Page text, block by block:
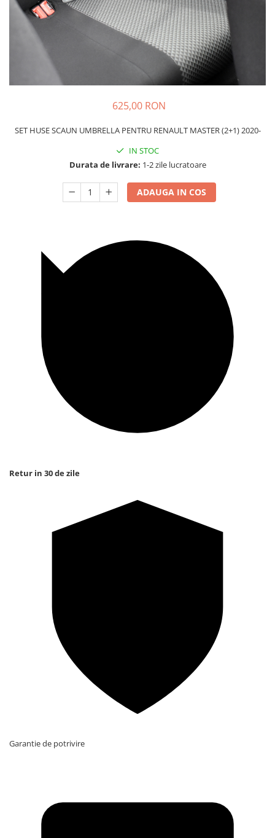
Accesorii Electronice Auto
Incarcatoare Auto
Accesorii pentru Roti si Anvelope
Husa Anvelope
625,00 RON
SET HUSE SCAUN UMBRELLA PENTRU RENAULT MASTER (2+1) 2020-
IN STOC
Durata de livrare: 1-2 zile lucratoare
ADAUGA IN COS
Retur in 30 de zile
Garantie de potrivire